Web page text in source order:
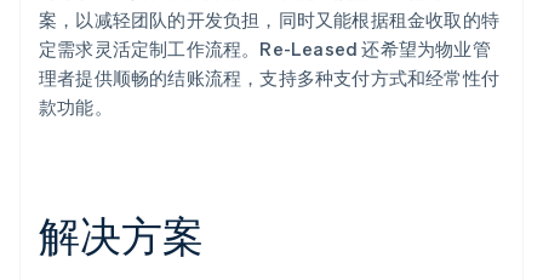
案，以减轻团队的开发负担，同时又能根据租金收取的特
定需求灵活定制工作流程。Re-Leased 还希望为物业管
理者提供顺畅的结账流程，支持多种支付方式和经常性付
款功能。
解决方案